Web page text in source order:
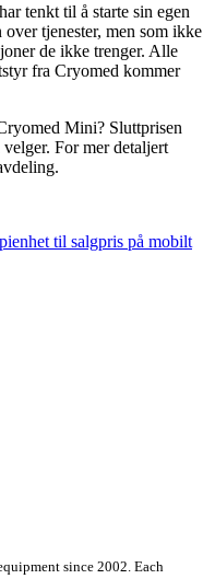
tenkt til å starte sin egen
tjenester, men som ikke
de ikke trenger. Alle
fra Cryomed kommer
Mini? Sluttprisen
For mer detaljert
til salgpris på mobilt
since 2002. Each